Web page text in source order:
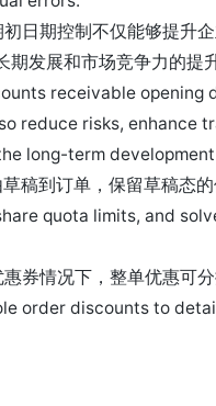
日期控制不仅能够提升
发展和市场竞争力的提
receivable opening
reduce risks, enhance
long-term
稿到订单，保留草稿态的
quota limits, and
券情况下，整单优惠可分
order discounts to